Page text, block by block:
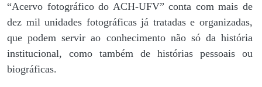
“Acervo fotográfico do ACH-UFV” conta com mais de
dez mil unidades fotográficas já tratadas e organizadas,
que podem servir ao conhecimento não só da história
institucional, como também de histórias pessoais ou
biográficas.